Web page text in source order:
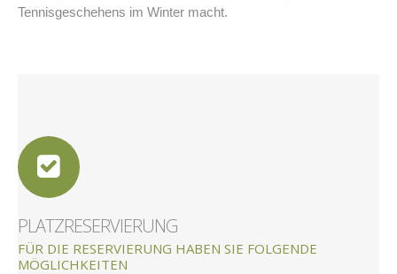
Tennisgeschehens im Winter macht.
PLATZRESERVIERUNG
FÜR DIE RESERVIERUNG HABEN SIE FOLGENDE
MÖGLICHKEITEN